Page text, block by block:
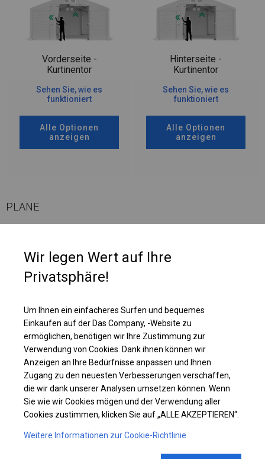
Vorderseite -
Kurtinentor
Sehen Sie, wie es
funktioniert
Alle Optionen
anzeigen
Hinterseite -
Kurtinentor
Sehen Sie, wie es
funktioniert
Alle Optionen
anzeigen
PLANE
erhältlich. Im oberen Teil der Seitenwände sind runde Fenster mit einer
Größe von ca. 39 cm angebracht. Dank dieser Platzierung ist das Innere
des Zeltes beleuchtet, aber für Außenstehende unsichtbar.
Einzelheiten ansehen
Plane ändern
KONSTRUKTION
WINTER
Wir legen Wert auf Ihre
Privatsphäre!
Um Ihnen ein einfacheres Surfen und bequemes
Einkaufen auf der Das Company, -Website zu
ermöglichen, benötigen wir Ihre Zustimmung zur
Verwendung von Cookies. Dank ihnen können wir
Anzeigen an Ihre Bedürfnisse anpassen und Ihnen
Zugang zu den neuesten Verbesserungen verschaffen,
die wir dank unserer Analysen umsetzen können. Wenn
Sie wie wir Cookies mögen und der Verwendung aller
Cookies zustimmen, klicken Sie auf „ALLE AKZEPTIEREN“.
Weitere Informationen zur Cookie-Richtlinie